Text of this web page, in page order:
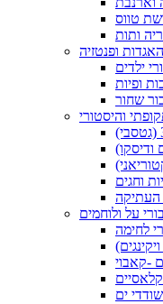
טווס
ותות
ופנטזיה
ילדים
ופיות
שחור
והיסטורי
וחגים
העתיקה
על ולוחמים
לחימה
-קאבוי
קלאסיים
ים